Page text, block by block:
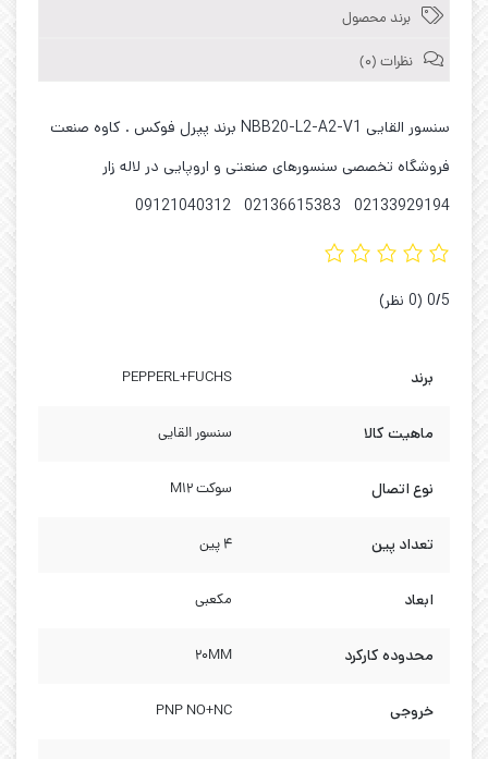
برند محصول
نظرات (0)
سنسور القایی NBB20-L2-A2-V1 برند پپرل فوکس . کاوه صنعت
فروشگاه تخصصی سنسورهای صنعتی و اروپایی در لاله زار
02133929194 02136615383 09121040312
‫0/5 ‫(0 نظر)
برند PEPPERL+FUCHS
ماهیت کالا سنسور القایی
نوع اتصال سوکت M12
تعداد پین 4 پین
ابعاد مکعبی
محدوده کارکرد 20MM
خروجی PNP NO+NC